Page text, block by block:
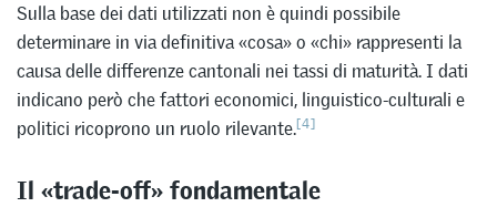
Sulla base dei dati utilizzati non è quindi possibile
determinare in via definitiva «cosa» o «chi» rappresenti la
causa delle differenze cantonali nei tassi di maturità. I dati
indicano però che fattori economici, linguistico-culturali e
politici ricoprono un ruolo rilevante.[4]
Il «trade-off» fondamentale